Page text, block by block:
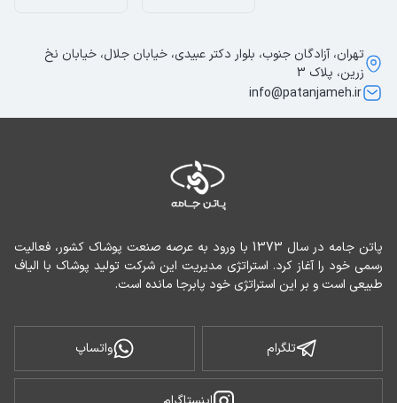
طبیعی است و بر این استراتژی خود پابرجا مانده است.
تلگرام واتساپ
تهران، آزادگان جنوب، بلوار دکتر عبیدی، خیابان جلال، خیابان نخ
زرین، پلاک 3
info@patanjameh.ir